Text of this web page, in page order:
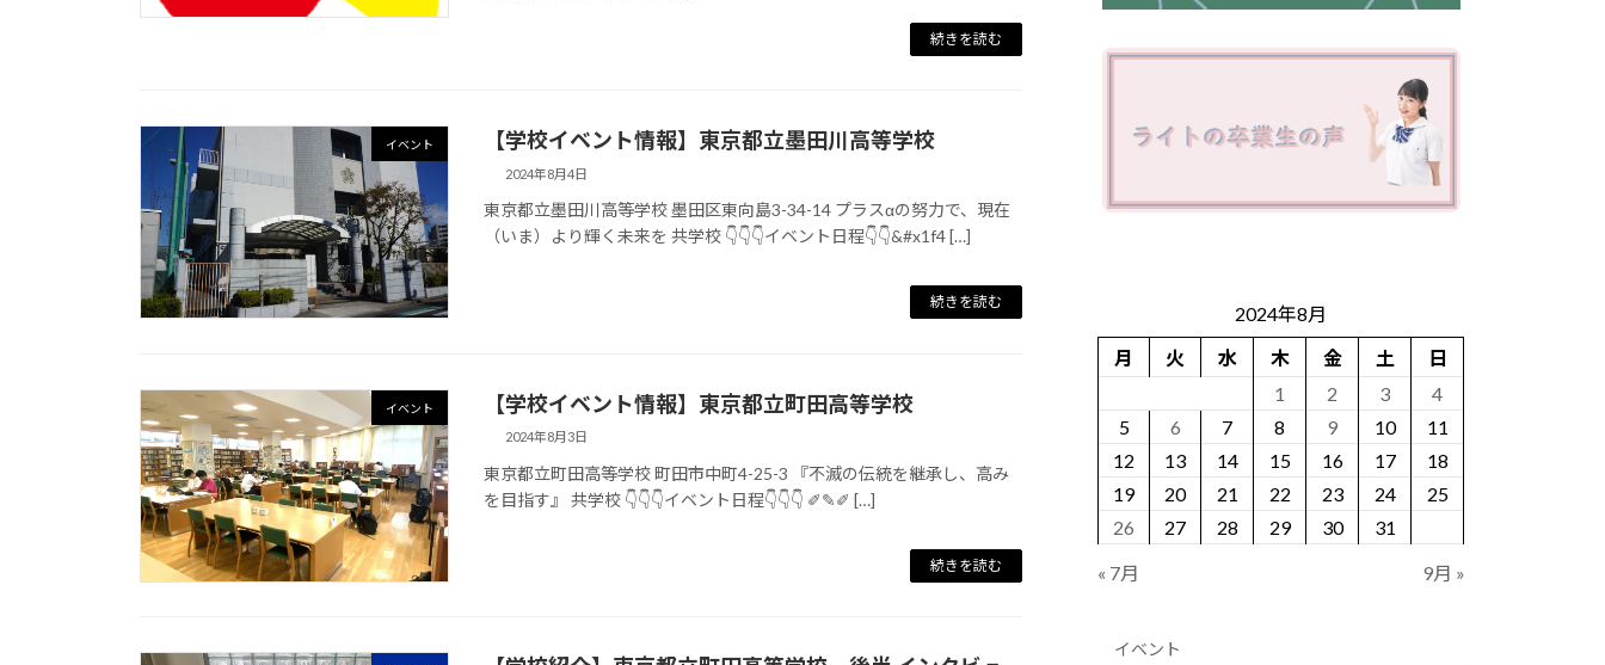
続きを読む
イベント 【学校イベント情報】東京都立墨田川高等学校
2024年8月4日
東京都立墨田川高等学校 墨田区東向島3-34-14 プラスαの努力で、現在
（いま）より輝く未来を 共学校 👇👇👇イベント日程👇👇&#x1f4 […]
続きを読む
イベント 【学校イベント情報】東京都立町田高等学校
2024年8月3日
東京都立町田高等学校 町田市中町4-25-3 『不滅の伝統を継承し、高み
を目指す』 共学校 👇👇👇イベント日程👇👇👇 ✐✎✐ […]
続きを読む
2024年8月
月
火 水 木 金 土
日
1
2 3
4
5
6 7 8 9 10
11
12
13 14 15 16 17
18
19
20 21 22 23 24
25
26
27 28 29 30 31
« 7月 9月 »
イベント